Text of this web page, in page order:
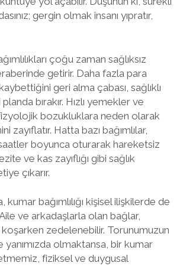
gergin olmak insanı yıpratır,
çoğu zaman sağlıksız
getirir. Daha fazla para
geri alma çabası, sağlıklı
bırakır. Hızlı yemekler ve
bozukluklara neden olarak
zayıflatır. Hatta bazı bağımlılar,
boyunca oturarak hareketsiz
ve kas zayıflığı gibi sağlık
çıkarır.
kumar bağımlılığı kişisel ilişkilerde de
ve arkadaşlarla olan bağlar,
koşarken zedelenebilir. Torunumuzun
olmaktansa, bir kumar
fiziksel ve duygusal